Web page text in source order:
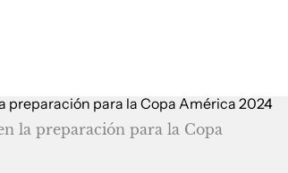
la preparación para la Copa